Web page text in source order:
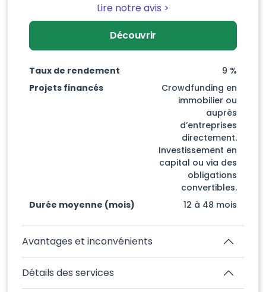
Taux de rendement
9 %
Projets financés
Crowdfunding en
immobilier ou
auprès
d’entreprises
directement.
Investissement en
capital ou via des
obligations
convertibles.
Durée moyenne (mois)
12 à 48 mois
Découvrir
Lire notre avis >
Avantages et inconvénients
Détails des services